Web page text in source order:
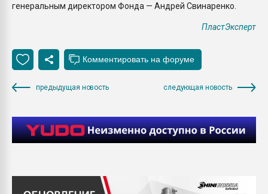
генеральным директором Фонда — Андрей Свинаренко.
ПластЭксперт
предыдущая новость следующая новость